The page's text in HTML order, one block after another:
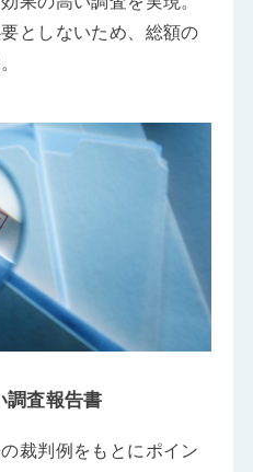
としないため、総額の
調査報告書
裁判例をもとにポイン